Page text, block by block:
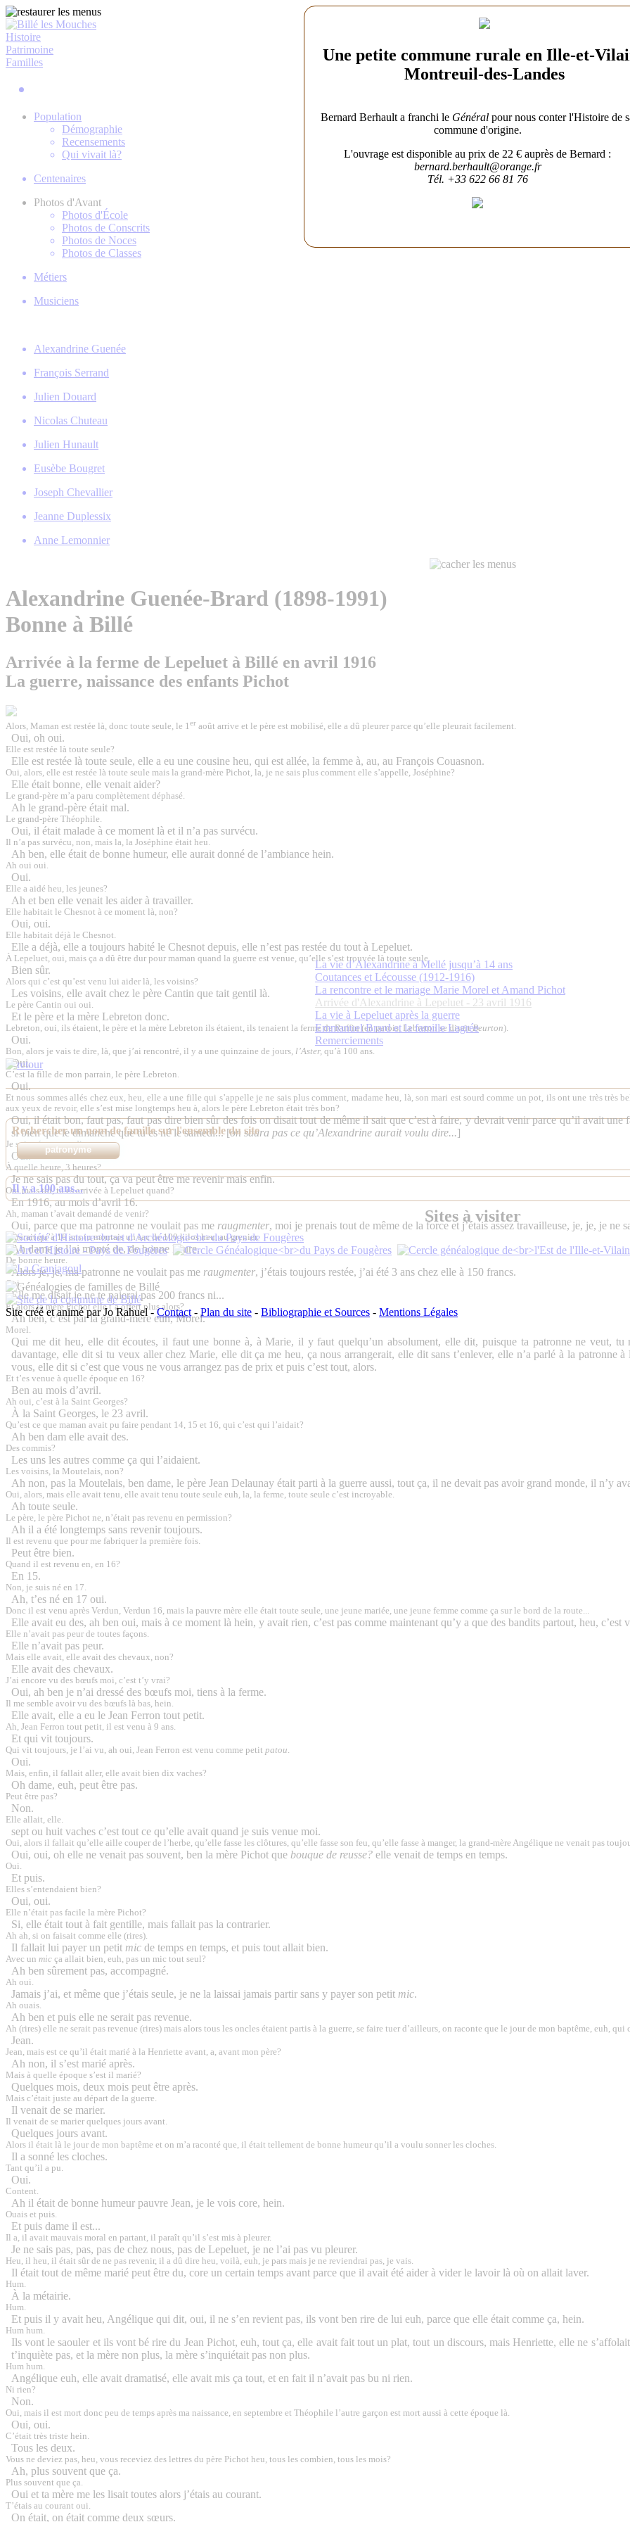
Histoire
Patrimoine
Familles
Population
Démographie
Recensements
Qui vivait là?
Centenaires
Photos d'Avant
Photos d'École
Photos de Conscrits
Photos de Noces
Photos de Classes
Métiers
Musiciens
Alexandrine Guenée
François Serrand
Julien Douard
Nicolas Chuteau
Julien Hunault
Eusèbe Bougret
Joseph Chevallier
Jeanne Duplessix
Anne Lemonnier
Alexandrine Guenée-Brard (1898-1991)
Bonne à Billé
Arrivée à la ferme de Lepeluet à Billé en avril 1916
La guerre, naissance des enfants Pichot
Alors, Maman est restée là, donc toute seule, le 1er août arrive et le père est mobilisé, elle a dû pleurer parce qu’elle pleurait facilement.
Oui, oh oui.
Elle est restée là toute seule?
Elle est restée là toute seule, elle a eu une cousine heu, qui est allée, la femme à, au, au François Couasnon.
Oui, alors, elle est restée là toute seule mais la grand-mère Pichot, la, je ne sais plus comment elle s’appelle, Joséphine?
Elle était bonne, elle venait aider?
Le grand-père m’a paru complètement déphasé.
Ah le grand-père était mal.
Le grand-père Théophile.
Oui, il était malade à ce moment là et il n’a pas survécu.
Il n’a pas survécu, non, mais la, la Joséphine était heu.
Ah ben, elle était de bonne humeur, elle aurait donné de l’ambiance hein.
Ah oui oui.
Oui.
Elle a aidé heu, les jeunes?
Ah et ben elle venait les aider à travailler.
Elle habitait le Chesnot à ce moment là, non?
Oui, oui.
Elle habitait déjà le Chesnot.
Elle a déjà, elle a toujours habité le Chesnot depuis, elle n’est pas restée du tout à Lepeluet.
À Lepeluet, oui, mais ça a dû être dur pour maman quand la guerre est venue, qu’elle s’est trouvée là toute seule.
Bien sûr.
Alors qui c’est qu’est venu lui aider là, les voisins?
Les voisins, elle avait chez le père Cantin que tait gentil là.
Le père Cantin oui oui.
Et le père et la mère Lebreton donc.
Lebreton, oui, ils étaient, le père et la mère Lebreton ils étaient, ils tenaient la ferme de Ruffin (en patois, Lebreton se disaitBeurton).
Oui.
Bon, alors je vais te dire, là, que j’ai rencontré, il y a une quinzaine de jours, l’Aster, qu’à 100 ans.
Oui.
C’est la fille de mon parrain, le père Lebreton.
Oui.
Et nous sommes allés chez eux, heu, elle a une fille qui s’appelle je ne sais plus comment, madame heu, là, son mari est sourd comme un pot, ils ont une très très
aux yeux de revoir, elle s’est mise longtemps heu à, alors le père Lebreton était très bon?
Oui, il était bon, faut pas, faut pas dire bien sûr des fois on disait tout de même il sait que c’est à faire, y devrait venir parce qu’il avait une
si bien que le dimanche que tu es né le samedi... [on saura pas ce qu’Alexandrine aurait voulu dire...]
Je suis né un samedi.
Oui.
À quelle heure,3 heures?
Je ne sais pas du tout, ça va peut être me revenir mais enfin.
Oui mais toi, tu es arrivée à Lepeluet quand?
En 1916, au mois d’avril 16.
Ah, maman t’avait demandé de venir?
Oui, parce que ma patronne ne voulait pas me raugmenter, moi je prenais tout de même de la force et j’étais assez travailleuse, je, je, je ne
Y parait qu’à 16 ans tu montais un sac de 100 kilos heu, au grenier.
Ah dame je l’ai monté de, de bonne heure.
De bonne heure.
Alors je, je, ma patronne ne voulait pas me raugmenter, j’étais toujours restée, j’ai été 3 ans chez elle à 150 francs.
Oui.
Elle me disait je ne te paierai pas 200 francs ni...
Et alors la mère Pichot elle t’a offert plus alors?
Ah ben, c’est par la grand-mère euh, Morel.
Morel.
Qui me dit heu, elle dit écoutes, il faut une bonne à, à Marie, il y faut quelqu’un absolument, elle dit, puisque ta patronne ne veut, tu
davantage, elle dit si tu veux aller chez Marie, elle dit ça me heu, ça nous arrangerait, elle dit sans t’enlever, elle n’a parlé à la patronne
vous, elle dit si c’est que vous ne vous arrangez pas de prix et puis c’est tout, alors.
Et t’es venue à quelle époque en 16?
Ben au mois d’avril.
Ah oui, c’est à la Saint Georges?
À la Saint Georges, le 23 avril.
Qu’est ce que maman avait pu faire pendant 14, 15 et 16, qui c’est qui l’aidait?
Ah ben dam elle avait des.
Des commis?
Les uns les autres comme ça qui l’aidaient.
Les voisins, la Moutelais, non?
Ah non, pas la Moutelais, ben dame, le père Jean Delaunay était parti à la guerre aussi, tout ça, il ne devait pas avoir grand monde, il n’y
Oui, alors, mais elle avait tenu, elle avait tenu toute seule euh, la, la ferme, toute seule c’est incroyable.
Ah toute seule.
Le père, le père Pichot ne, n’était pas revenu en permission?
Ah il a été longtemps sans revenir toujours.
Il est revenu que pour me fabriquer la première fois.
Peut être bien.
Quand il est revenu en, en 16?
En 15.
Non, je suis né en 17.
Ah, t’es né en 17 oui.
Donc il est venu après Verdun, Verdun 16, mais la pauvre mère elle était toute seule, une jeune mariée, une jeune femme comme ça sur le bord de la route...
Elle avait eu des, ah ben oui, mais à ce moment là hein, y avait rien, c’est pas comme maintenant qu’y a que des bandits partout, heu, c’est
Elle n’avait pas peur de toutes façons.
Elle n’avait pas peur.
Mais elle avait, elle avait des chevaux, non?
Elle avait des chevaux.
J’ai encore vu des bœufs moi, c’est t’y vrai?
Oui, ah ben je n’ai dressé des bœufs moi, tiens à la ferme.
Il me semble avoir vu des bœufs là bas, hein.
Elle avait, elle a eu le Jean Ferron tout petit.
Ah, Jean Ferron tout petit, il est venu à 9 ans.
Et qui vit toujours.
Qui vit toujours, je l’ai vu, ah oui, Jean Ferron est venu comme petit patou.
Oui.
Mais, enfin, il fallait aller, elle avait bien dix vaches?
Oh dame, euh, peut être pas.
Peut être pas?
Non.
Elle allait, elle.
sept ou huit vaches c’est tout ce qu’elle avait quand je suis venue moi.
Oui, alors il fallait qu’elle aille couper de l’herbe, qu’elle fasse les clôtures, qu’elle fasse son feu, qu’elle fasse à manger, la grand-mère Angélique ne venait pas
Oui, oui, oh elle ne venait pas souvent, ben la mère Pichot que bouque de reusse? elle venait de temps en temps.
Oui.
Et puis.
Elles s’entendaient bien?
Oui, oui.
Elle n’était pas facile la mère Pichot?
Si, elle était tout à fait gentille, mais fallait pas la contrarier.
Ah ah, si on faisait comme elle (rires).
Il fallait lui payer un petit mic de temps en temps, et puis tout allait bien.
Avec un mic ça allait bien, euh, pas un mic tout seul?
Ah ben sûrement pas, accompagné.
Ah oui.
Jamais j’ai, et même que j’étais seule, je ne la laissai jamais partir sans y payer son petit mic.
Ah ouais.
Ah ben et puis elle ne serait pas revenue.
Ah (rires) elle ne serait pas revenue (rires) mais alors tous les oncles étaient partis à la guerre, se faire tuer d’ailleurs, on raconte que le jour de mon baptême, euh, qui
Jean.
Jean, mais est ce qu’il était marié à la Henriette avant, a, avant mon père?
Ah non, il s’est marié après.
Mais à quelle époque s’est il marié?
Quelques mois, deux mois peut être après.
Mais c’était juste au départ de la guerre.
Il venait de se marier.
Il venait de se marier quelques jours avant.
Quelques jours avant.
Alors il était là le jour de mon baptême et on m’a raconté que, il était tellement de bonne humeur qu’il a voulu sonner les cloches.
Il a sonné les cloches.
Tant qu’il a pu.
Oui.
Content.
Ah il était de bonne humeur pauvre Jean, je le vois core, hein.
Ouais et puis.
Et puis dame il est...
Il a, il avait mauvais moral en partant, il paraît qu’il s’est mis à pleurer.
Je ne sais pas, pas, pas de chez nous, pas de Lepeluet, je ne l’ai pas vu pleurer.
Heu, il heu, il était sûr de ne pas revenir, il a dû dire heu, voilà, euh, je pars mais je ne reviendrai pas, je vais.
Il était tout de même marié peut être du, core un certain temps avant parce que il avait été aider à vider le lavoir là où on allait laver.
Hum.
À la métairie.
Hum.
Et puis il y avait heu, Angélique qui dit, oui, il ne s’en revient pas, ils vont ben rire de lui euh, parce que elle était comme ça, hein.
Hum hum.
Ils vont le saouler et ils vont bé rire du Jean Pichot, euh, tout ça, elle avait fait tout un plat, tout un discours, mais Henriette, elle ne
t’inquiète pas, et la mère non plus, la mère s’inquiétait pas non plus.
Hum hum.
Angélique euh, elle avait dramatisé, elle avait mis ça tout, et en fait il n’avait pas bu ni rien.
Ni rien?
Non.
Oui, mais il est mort donc peu de temps après ma naissance, en septembre et Théophile l’autre garçon est mort aussi à cette époque là.
Oui, oui.
C’était très triste hein.
Tous les deux.
Vous ne deviez pas, heu, vous receviez des lettres du père Pichot heu, tous les combien, tous les mois?
Ah, plus souvent que ça.
Plus souvent que ça.
Oui et ta mère me les lisait toutes alors j’étais au courant.
T’étais au courant oui.
On était, on était comme deux sœurs.
La vie d’Alexandrine à Mellé jusqu’à 14 ans
Coutances et Lécousse (1912-1916)
La rencontre et le mariage Marie Morel et Amand Pichot
Arrivée d'Alexandrine à Lepeluet - 23 avril 1916
La vie à Lepeluet après la guerre
Emmanuel Brard et la famille Lagrée
Remerciements
Rechercher un nom de famille sur l'ensemble du site
Il y a 100 ans...
Sites à visiter
Site créé et animé par Jo Rahuel -Contact - Plan du site - Bibliographie et Sources - Mentions Légales
Une petite commune rurale en Ille-et-
Montreuil-des-Landes
Bernard Berhault a franchi le Général pour nous conter l'Histoire de
commune d'origine.
L'ouvrage est disponible au prix de 22 € auprès de Bernard :
bernard.berhault@orange.fr
Tél. +33 622 66 81 76